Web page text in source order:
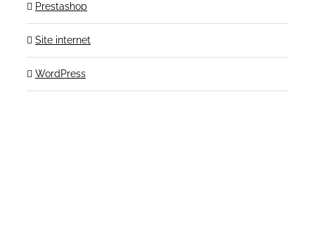
Prestashop
Site internet
WordPress